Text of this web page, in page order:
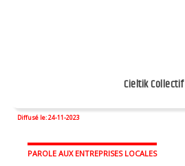
Cieltik Collectif
Diffusé le: 24-11-2023
PAROLE AUX ENTREPRISES LOCALES